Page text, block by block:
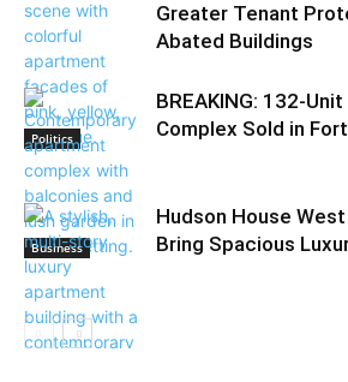
Politics
Greater Tenant
Abated Buildings
Business
BREAKING: 132-
Complex Sold in
Hudson House
Bring Spacious